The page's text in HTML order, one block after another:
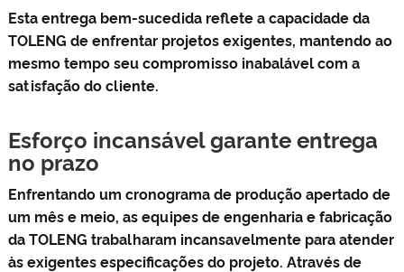
Esta entrega bem-sucedida reflete a capacidade da
TOLENG de enfrentar projetos exigentes, mantendo ao
mesmo tempo seu compromisso inabalável com a
satisfação do cliente.
Esforço incansável garante entrega
no prazo
Enfrentando um cronograma de produção apertado de
um mês e meio, as equipes de engenharia e fabricação
da TOLENG trabalharam incansavelmente para atender
às exigentes especificações do projeto. Através de